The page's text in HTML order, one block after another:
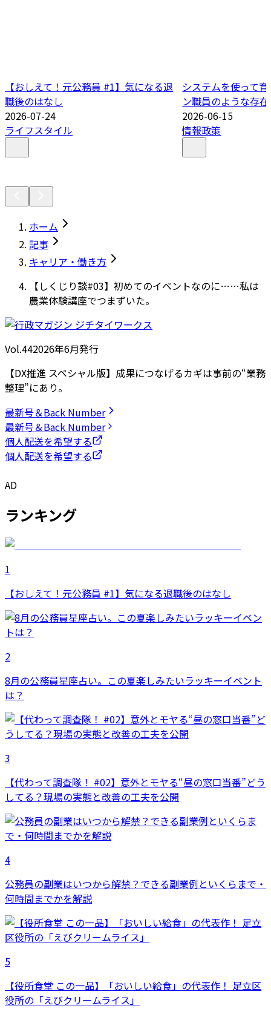
【おしえて！元公務員 #1】気になる退
職後のはなし
2026-07-24
ライフスタイル
システムを使って
ン職員のような存
2026-06-15
情報政策
ホーム
記事
キャリア・働き方
【しくじり談#03】初めてのイベントなのに……私は
農業体験講座でつまずいた。
Vol.442026年6月発行
【DX推進 スペシャル版】成果につなげるカギは事前の“業務
整理”にあり。
最新号＆Back Number
最新号＆Back Number
個人配送を希望する
個人配送を希望する
AD
ランキング
1
【おしえて！元公務員 #1】気になる退職後のはなし
2
8月の公務員星座占い。この夏楽しみたいラッキーイベント
は？
3
【代わって調査隊！ #02】意外とモヤる“昼の窓口当番”どう
してる？現場の実態と改善の工夫を公開
4
公務員の副業はいつから解禁？できる副業例といくらまで・
何時間までかを解説
5
【役所食堂 この一品】「おいしい給食」の代表作！ 足立区
役所の「えびクリームライス」